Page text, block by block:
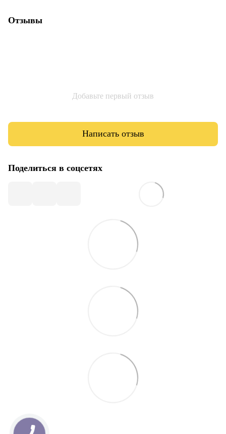
Отзывы
Добавьте первый отзыв
Написать отзыв
Поделиться в соцсетях